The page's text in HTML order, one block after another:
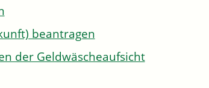
beantragen
der Geldwäscheaufsicht